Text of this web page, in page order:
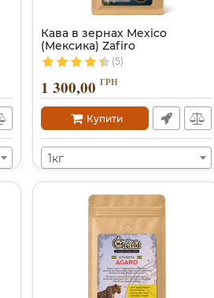
Кава в зернах Mexico
(Мексика) Zafiro
(5)
1 300,00 ГРН
Купити
1кг